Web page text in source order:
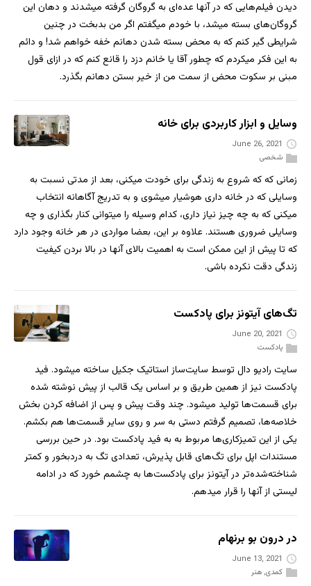
دیدن فیلم‌هایی که در آنها عده‌ای به گروگان گرفته میشدند و دهان این
گروگان‌های بسته میشد، با خودم میگفتم اگر من بدبخت در چنین
شرایطی گیر کنم که به محض بسته شدن دهانم خفه خواهم شد! و دائم
به این فکر میکردم که چطور آقا یا خانم دزد را قانع کنم که در ازای قول
مبنی بر سکوت محض از سمت من از خیر بستن دهانم بگذرد.
وسایل و ابزار کاربردی برای خانه
June 26, 2021
شخصی
زمانی که که شروع به زندگی برای خودت میکنی، بعد از مدتی نسبت به
وسایلی که در خانه داری هوشیار میشوی و به تدریج آگاهانه انتخاب
میکنی که به چه چیز نیاز داری، کدام وسیله را میتوانی کنار بگذاری و چه
وسایلی ضروری هستند. علاوه بر این، بعضا مواردی در هر خانه وجود دارد
که تا پیش از این ممکن است به اهمیت بالای آنها در بالا بردن کیفیت
زندگی دقت نکرده باشی.
تگ‌های آیتونز برای پادکست
June 20, 2021
پادکست
سایت رادیو دال توسط سایت‌ساز استاتیک جکیل ساخته میشود. فید
پادکست نیز از همین طریق و بر اساس یک قالب از پیش نوشته شده
برای قسمت‌ها تولید میشود. چند وقت پیش و پس از اضافه کردن بخش
خلاصه‌ها، تصمیم گرفتم دستی به سر و روی سایر قسمت‌ها هم بکشم.
یکی از این تمیزکاری‌ها مربوط به به فید پادکست بود. در حین بررسی
مستندات اپل برای تگ‌های قابل پذیرش، تعدادی تگ به دردبخور و کمتر
شناخته‌شده‌تر در آیتونز برای پادکست‌ها به چشمم خورد که در ادامه
لیستی از آنها را قرار میدهم.
در درون بو برنهام
June 13, 2021
کمدی,هنر